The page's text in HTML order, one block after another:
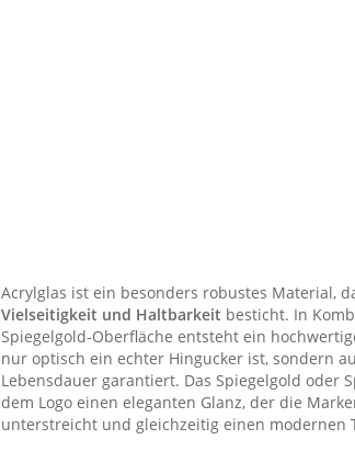
Acrylglas ist ein besonders robustes Material,
Vielseitigkeit und Haltbarkeit besticht. In
Spiegelgold-Oberfläche entsteht ein
nur optisch ein echter Hingucker ist, sondern
Lebensdauer garantiert. Das Spiegelgold oder
dem Logo einen eleganten Glanz, der die
unterstreicht und gleichzeitig einen modernen